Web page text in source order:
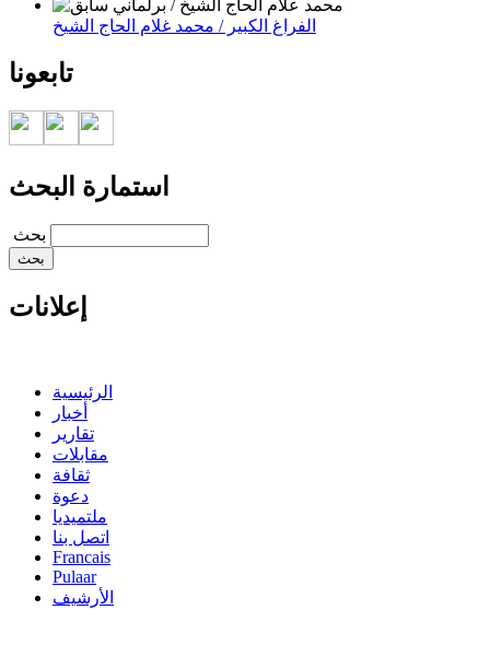
الفراغ الكبير / محمد غلام الحاج الشيخ
تابعونا
استمارة البحث
‏بحث ‏
إعلانات
الرئيسية
أخبار
تقارير
مقابلات
ثقافة
دعوة
ملتميديا
اتصل بنا
Francais
Pulaar
الأرشيف